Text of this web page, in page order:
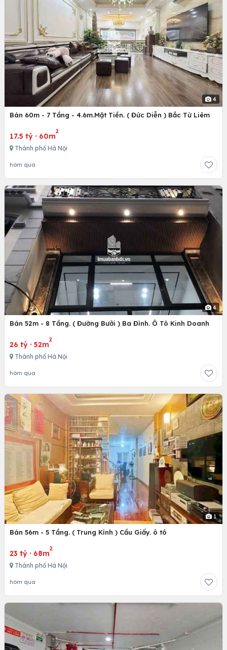
4
Bán 60m - 7 Tầng - 4.6m.Mặt Tiền. ( Đức Diễn ) Bắc Từ Liêm
17.5 tỷ · 60m
2
Thành phố Hà Nội
hôm qua
4
Bán 52m - 8 Tầng. ( Đường Bưởi ) Ba Đình. Ô Tô Kinh Doanh
26 tỷ · 52m
2
Thành phố Hà Nội
hôm qua
1
Bán 56m - 5 Tầng. ( Trung Kính ) Cầu Giấy. ô tô
23 tỷ · 68m
2
Thành phố Hà Nội
hôm qua